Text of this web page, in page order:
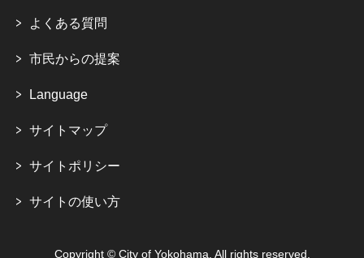
よくある質問
市民からの提案
Language
サイトマップ
サイトポリシー
サイトの使い方
Copyright © City of Yokohama. All rights reserved.